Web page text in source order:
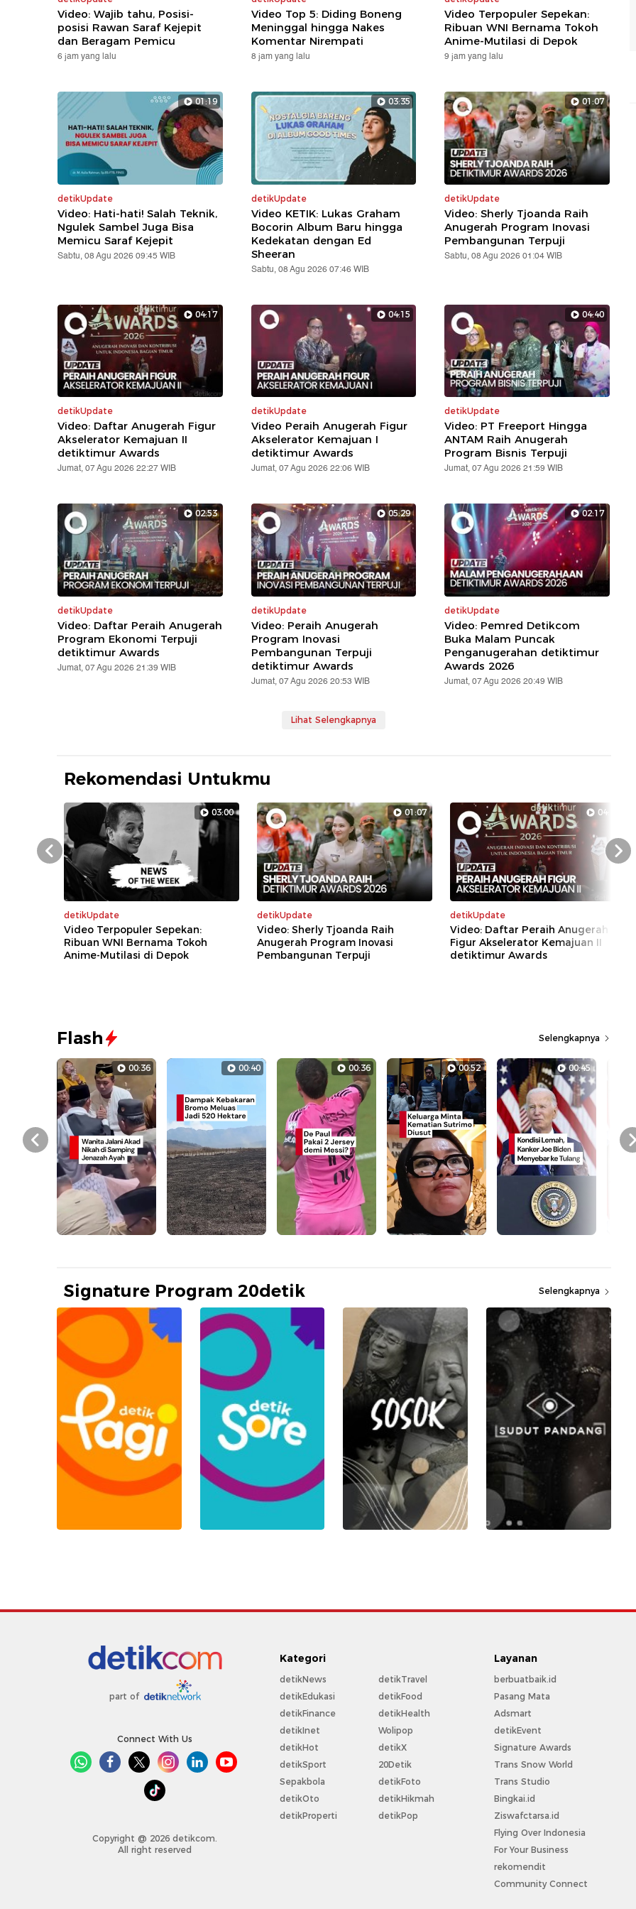
Video: Wajib tahu, Posisi-
posisi Rawan Saraf Kejepit
dan Beragam Pemicu
6 jam yang lalu
Video Top 5: Diding Boneng
Meninggal hingga Nakes
Komentar Nirempati
8 jam yang lalu
Video Terpopuler Sepekan:
Ribuan WNI Bernama Tokoh
Anime-Mutilasi di Depok
9 jam yang lalu
01:19
detikUpdate
Video: Hati-hati! Salah Teknik,
Ngulek Sambel Juga Bisa
Memicu Saraf Kejepit
Sabtu, 08 Agu 2026 09:45 WIB
03:35
detikUpdate
Video KETIK: Lukas Graham
Bocorin Album Baru hingga
Kedekatan dengan Ed
Sheeran
Sabtu, 08 Agu 2026 07:46 WIB
01:07
detikUpdate
Video: Sherly Tjoanda Raih
Anugerah Program Inovasi
Pembangunan Terpuji
Sabtu, 08 Agu 2026 01:04 WIB
04:17
detikUpdate
Video: Daftar Anugerah Figur
Akselerator Kemajuan II
detiktimur Awards
Jumat, 07 Agu 2026 22:27 WIB
04:15
detikUpdate
Video Peraih Anugerah Figur
Akselerator Kemajuan I
detiktimur Awards
Jumat, 07 Agu 2026 22:06 WIB
04:40
detikUpdate
Video: PT Freeport Hingga
ANTAM Raih Anugerah
Program Bisnis Terpuji
Jumat, 07 Agu 2026 21:59 WIB
02:53
detikUpdate
Video: Daftar Peraih Anugerah
Program Ekonomi Terpuji
detiktimur Awards
Jumat, 07 Agu 2026 21:39 WIB
05:29
detikUpdate
Video: Peraih Anugerah
Program Inovasi
Pembangunan Terpuji
detiktimur Awards
Jumat, 07 Agu 2026 20:53 WIB
02:17
detikUpdate
Video: Pemred Detikcom
Buka Malam Puncak
Penganugerahan detiktimur
Awards 2026
Jumat, 07 Agu 2026 20:49 WIB
Lihat Selengkapnya
Rekomendasi Untukmu
03:00
detikUpdate
Video Terpopuler Sepekan:
Ribuan WNI Bernama Tokoh
Anime-Mutilasi di Depok
01:07
detikUpdate
Video: Sherly Tjoanda Raih
Anugerah Program Inovasi
Pembangunan Terpuji
04:17
detikUpdate
Video: Daftar Peraih Anugerah
Figur Akselerator Kemajuan II
detiktimur Awards
Prev Next
Flash Selengkapnya
00:36 00:40 00:36 00:52 00:45
Prev
Signature Program 20detik Selengkapnya
part of
Connect With Us
Copyright @ 2026 detikcom.
All right reserved
Kategori
detikNews
detikEdukasi
detikFinance
detikInet
detikHot
detikSport
Sepakbola
detikOto
detikProperti
detikTravel
detikFood
detikHealth
Wolipop
detikX
20Detik
detikFoto
detikHikmah
detikPop
Layanan
berbuatbaik.id
Pasang Mata
Adsmart
detikEvent
Signature Awards
Trans Snow World
Trans Studio
Bingkai.id
Ziswafctarsa.id
Flying Over Indonesia
For Your Business
rekomendit
Community Connect